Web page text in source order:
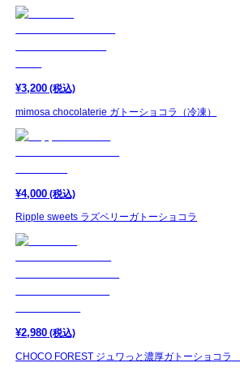
¥3,200 (税込)
mimosa chocolaterie ガトーショコラ（冷凍）
¥4,000 (税込)
Ripple sweets ラズベリーガトーショコラ
¥2,980 (税込)
CHOCO FOREST ジュワっと濃厚ガトーショコラ